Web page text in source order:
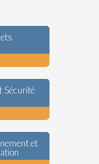
Sécurité
et